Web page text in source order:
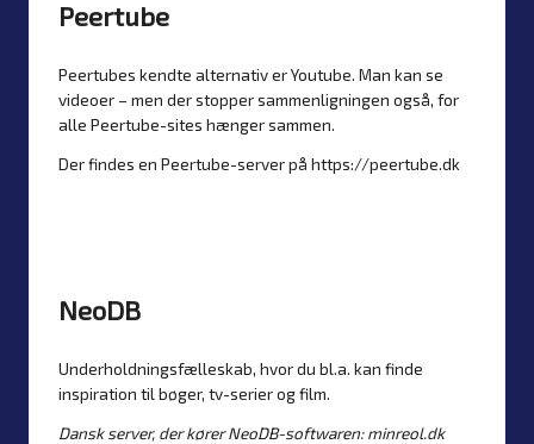
Peertube
Peertubes kendte alternativ er Youtube. Man kan se
videoer – men der stopper sammenligningen også, for
alle Peertube-sites hænger sammen.
Der findes en Peertube-server på https://peertube.dk
NeoDB
Underholdningsfælleskab, hvor du bl.a. kan finde
inspiration til bøger, tv-serier og film.
Dansk server, der kører NeoDB-softwaren:minreol.dk